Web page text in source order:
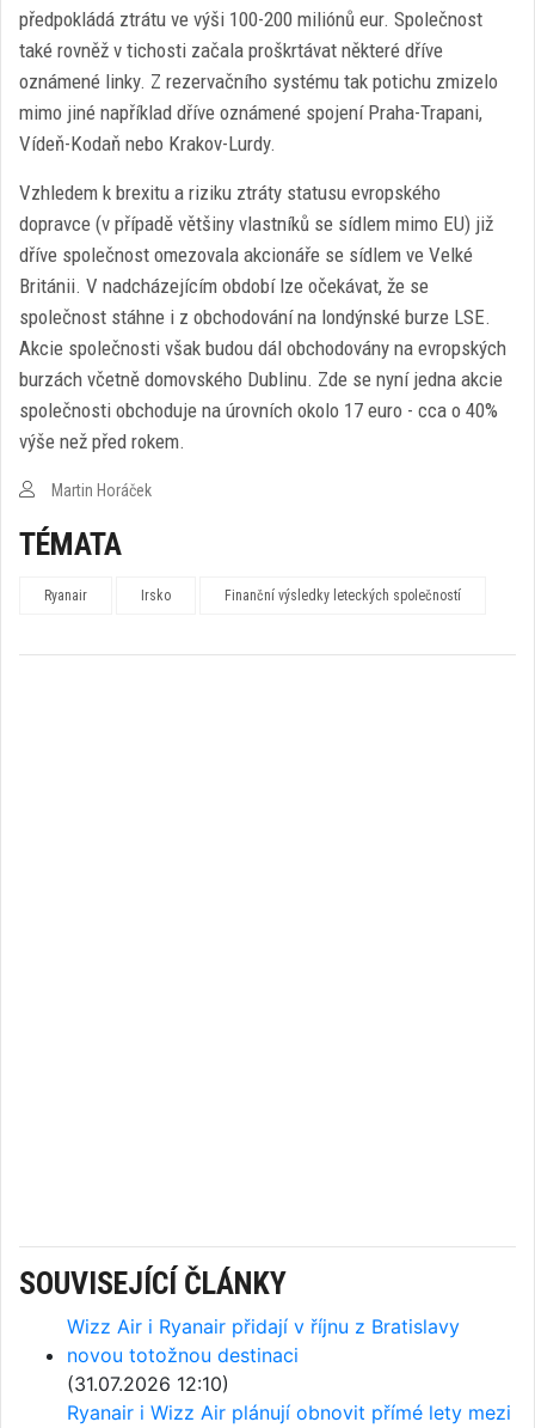
předpokládá ztrátu ve výši 100-200 miliónů eur. Společnost
také rovněž v tichosti začala proškrtávat některé dříve
oznámené linky. Z rezervačního systému tak potichu zmizelo
mimo jiné například dříve oznámené spojení Praha-Trapani,
Vídeň-Kodaň nebo Krakov-Lurdy.
Vzhledem k brexitu a riziku ztráty statusu evropského
dopravce (v případě většiny vlastníků se sídlem mimo EU) již
dříve společnost omezovala akcionáře se sídlem ve Velké
Británii. V nadcházejícím období lze očekávat, že se
společnost stáhne i z obchodování na londýnské burze LSE.
Akcie společnosti však budou dál obchodovány na evropských
burzách včetně domovského Dublinu. Zde se nyní jedna akcie
společnosti obchoduje na úrovních okolo 17 euro - cca o 40%
výše než před rokem.
Martin Horáček
TÉMATA
Ryanair Irsko Finanční výsledky leteckých společností
SOUVISEJÍCÍ ČLÁNKY
Wizz Air i Ryanair přidají v říjnu z Bratislavy
novou totožnou destinaci
(31.07.2026 12:10)
Ryanair i Wizz Air plánují obnovit přímé lety mezi